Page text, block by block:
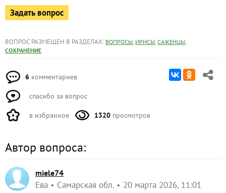
Задать вопрос
ВОПРОС РАЗМЕЩЕН В РАЗДЕЛАХ: ВОПРОСЫ, ИРИСЫ, САЖЕНЦЫ,
СОХРАНЕНИЕ
6 комментариев
спасибо за вопрос
в избранное 1320 просмотров
Автор вопроса:
miele74
Ева Самарская обл. 20 марта 2026, 11:01